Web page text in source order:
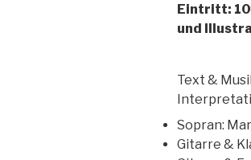
Eintritt:
und
Text &
Sopran:
Gitarre &